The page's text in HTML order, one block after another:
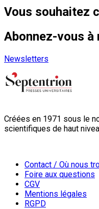
Vous souhaitez
Abonnez-vous
Newsletters
Créées en 1971 sous le
scientifiques de haut
Contact / Où nous
Foire aux questions
CGV
Mentions légales
RGPD